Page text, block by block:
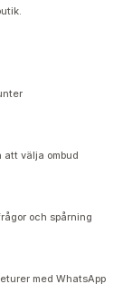
välja ombud
och spårning
med WhatsApp